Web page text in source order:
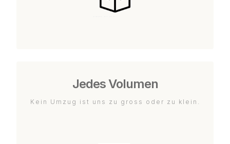
Jedes Volumen
Kein Umzug ist uns zu gross oder zu klein.